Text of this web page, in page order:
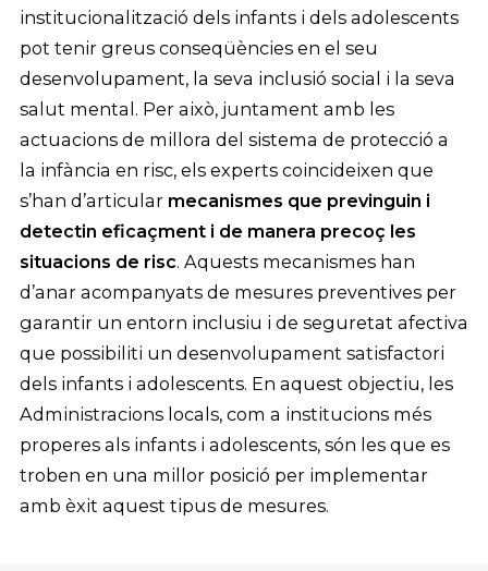
institucionalització dels infants i dels adolescents
pot tenir greus conseqüències en el seu
desenvolupament, la seva inclusió social i la seva
salut mental. Per això, juntament amb les
actuacions de millora del sistema de protecció a
la infància en risc, els experts coincideixen que
s’han d’articular mecanismes que previnguin i
detectin eficaçment i de manera precoç les
situacions de risc. Aquests mecanismes han
d’anar acompanyats de mesures preventives per
garantir un entorn inclusiu i de seguretat afectiva
que possibiliti un desenvolupament satisfactori
dels infants i adolescents. En aquest objectiu, les
Administracions locals, com a institucions més
properes als infants i adolescents, són les que es
troben en una millor posició per implementar
amb èxit aquest tipus de mesures.